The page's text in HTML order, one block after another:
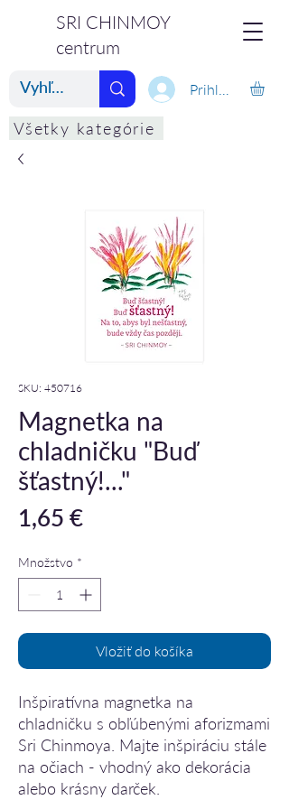
SRI CHINMOY
centrum
Prihlásiť
Všetky kategórie
SKU: 450716
Magnetka na
chladničku "Buď
šťastný!..."
1,65 €Price
Množstvo *
Vložiť do košíka
Inšpiratívna magnetka na
chladničku s obľúbenými aforizmami
Sri Chinmoya. Majte inšpiráciu stále
na očiach - vhodný ako dekorácia
alebo krásny darček.